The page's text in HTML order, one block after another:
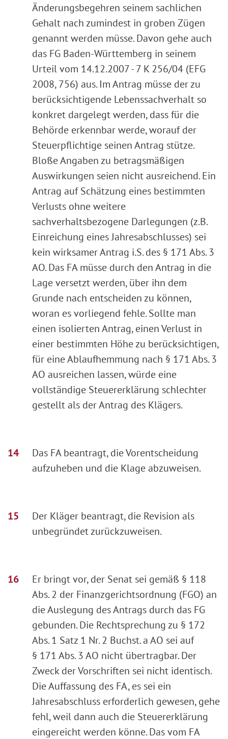
Änderungsbegehren seinem sachlichen
Gehalt nach zumindest in groben Zügen
genannt werden müsse. Davon gehe auch
das FG Baden-Württemberg in seinem
Urteil vom 14.12.2007 - 7 K 256/04 (EFG
2008, 756) aus. Im Antrag müsse der zu
berücksichtigende Lebenssachverhalt so
konkret dargelegt werden, dass für die
Behörde erkennbar werde, worauf der
Steuerpflichtige seinen Antrag stütze.
Bloße Angaben zu betragsmäßigen
Auswirkungen seien nicht ausreichend. Ein
Antrag auf Schätzung eines bestimmten
Verlusts ohne weitere
sachverhaltsbezogene Darlegungen (z.B.
Einreichung eines Jahresabschlusses) sei
kein wirksamer Antrag i.S. des § 171 Abs. 3
AO. Das FA müsse durch den Antrag in die
Lage versetzt werden, über ihn dem
Grunde nach entscheiden zu können,
woran es vorliegend fehle. Sollte man
einen isolierten Antrag, einen Verlust in
einer bestimmten Höhe zu berücksichtigen,
für eine Ablaufhemmung nach § 171 Abs. 3
AO ausreichen lassen, würde eine
vollständige Steuererklärung schlechter
gestellt als der Antrag des Klägers.
Das FA beantragt, die Vorentscheidung
aufzuheben und die Klage abzuweisen.
Der Kläger beantragt, die Revision als
unbegründet zurückzuweisen.
Er bringt vor, der Senat sei gemäß § 118
Abs. 2 der Finanzgerichtsordnung (FGO) an
die Auslegung des Antrags durch das FG
gebunden. Die Rechtsprechung zu § 172
Abs. 1 Satz 1 Nr. 2 Buchst. a AO sei auf
§ 171 Abs. 3 AO nicht übertragbar. Der
Zweck der Vorschriften sei nicht identisch.
Die Auffassung des FA, es sei ein
Jahresabschluss erforderlich gewesen, gehe
fehl, weil dann auch die Steuererklärung
eingereicht werden könne. Das vom FA